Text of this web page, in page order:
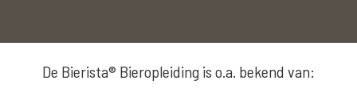
De Bierista® Bieropleiding is o.a. bekend van: